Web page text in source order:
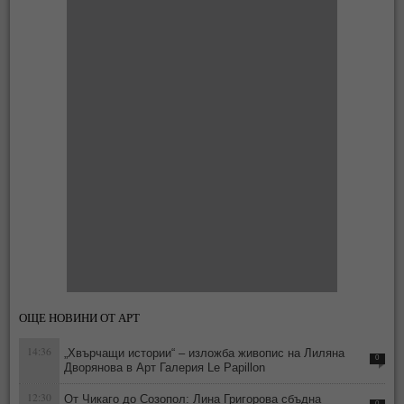
ОЩЕ НОВИНИ ОТ АРТ
14:36
„Хвърчащи истории“ – изложба живопис на Лиляна
Дворянова в Арт Галерия Le Papillon
0
12:30 От Чикаго до Созопол: Лина Григорова сбъдна